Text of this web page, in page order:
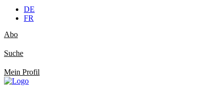
DE
FR
Abo
Suche
Mein Profil